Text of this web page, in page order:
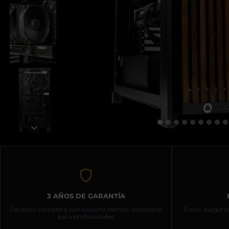
3 AÑOS DE GARANTÍA
Garantía completa con soporte técnico prioritario
para profesionales
Envío